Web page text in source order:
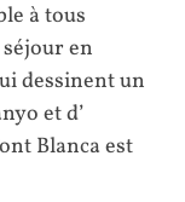
à tous
en
dessinent un
et d’
Blanca est